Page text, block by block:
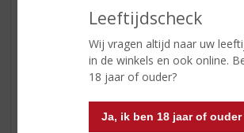
Leeftijdscheck
Wij vragen altijd naar uw
in de winkels en ook online.
18 jaar of ouder?
Ja, ik ben 18 jaar of ouder
en pruimen, aangevuld met subtiele
deze LBV met een belegen kaas of een
blauwe kaas zoals Stilton en u heeft een
tafel. Liever zoet? Drink de LBV dan bij
pure chocolade, zoals een lavacake.
Voor liefhebbers van een zachtere,